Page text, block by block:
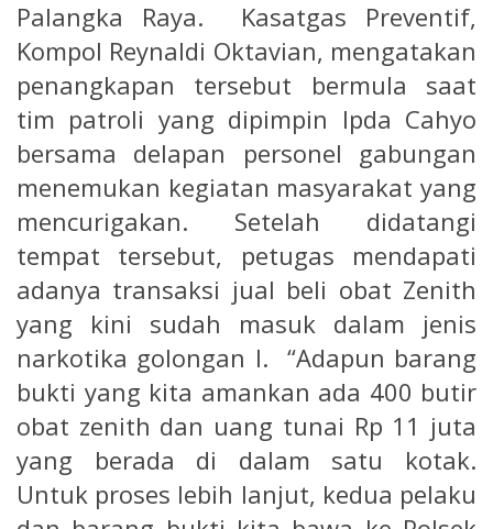
Palangka Raya. Kasatgas Preventif,
Kompol Reynaldi Oktavian, mengatakan
penangkapan tersebut bermula saat
tim patroli yang dipimpin Ipda Cahyo
bersama delapan personel gabungan
menemukan kegiatan masyarakat yang
mencurigakan. Setelah didatangi
tempat tersebut, petugas mendapati
adanya transaksi jual beli obat Zenith
yang kini sudah masuk dalam jenis
narkotika golongan I. “Adapun barang
bukti yang kita amankan ada 400 butir
obat zenith dan uang tunai Rp 11 juta
yang berada di dalam satu kotak.
Untuk proses lebih lanjut, kedua pelaku